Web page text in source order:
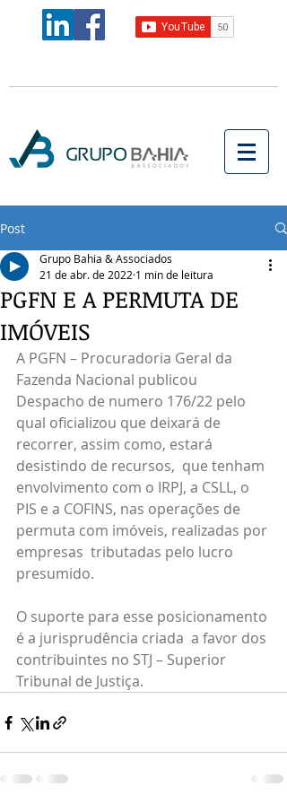
Post
PGFN E A PERMUTA DE
IMÓVEIS
Grupo Bahia & Associados
21 de abr. de 2022 1 min de leitura
A PGFN – Procuradoria Geral da
Fazenda Nacional publicou
Despacho de numero 176/22 pelo
qual oficializou que deixará de
recorrer, assim como, estará
desistindo de recursos,  que tenham
envolvimento com o IRPJ, a CSLL, o
PIS e a COFINS, nas operações de
permuta com imóveis, realizadas por
empresas  tributadas pelo lucro
presumido.
O suporte para esse posicionamento
é a jurisprudência criada  a favor dos
contribuintes no STJ – Superior
Tribunal de Justiça.